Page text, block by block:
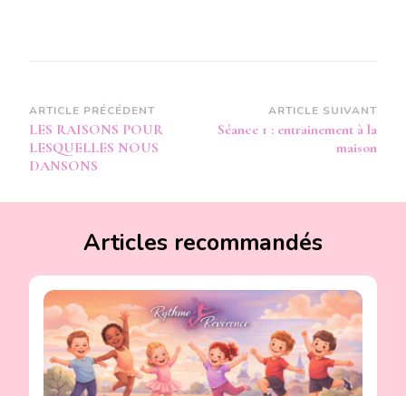
Navigation
d’article
ARTICLE PRÉCÉDENT
LES RAISONS POUR
LESQUELLES NOUS
DANSONS
ARTICLE SUIVANT
Séance 1 : entrainement à la
maison
Articles recommandés